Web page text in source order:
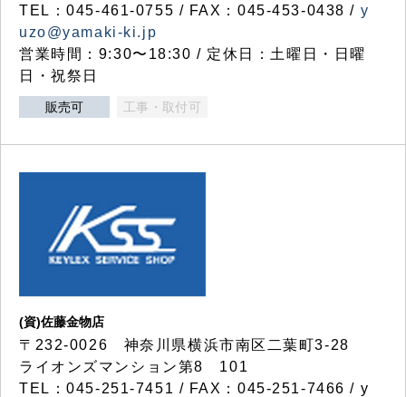
TEL：045-461-0755 / FAX：045-453-0438 / y
uzo@yamaki-ki.jp
営業時間：9:30〜18:30 / 定休日：土曜日・日曜
日・祝祭日
販売可 工事・取付可
(資)佐藤金物店
〒232-0026 神奈川県横浜市南区二葉町3-28
ライオンズマンション第8 101
TEL：045-251-7451 / FAX：045-251-7466 / y